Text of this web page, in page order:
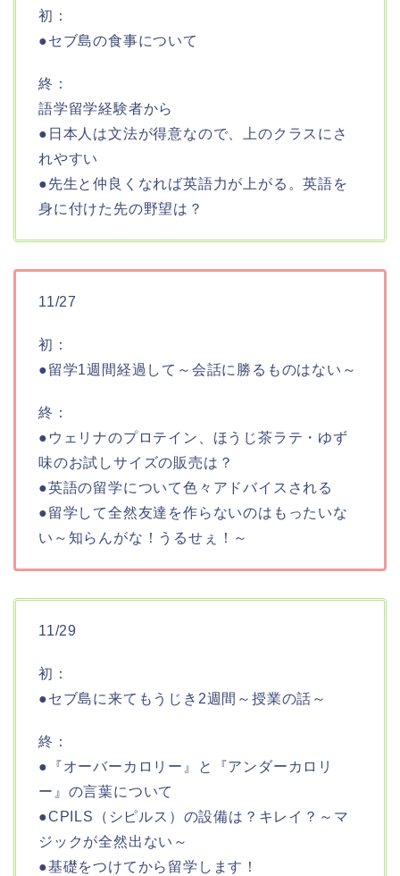
初：
●セブ島の食事について
終：
語学留学経験者から
●日本人は文法が得意なので、上のクラスにさ
れやすい
●先生と仲良くなれば英語力が上がる。英語を
身に付けた先の野望は？
11/27
初：
●留学1週間経過して～会話に勝るものはない～
終：
●ウェリナのプロテイン、ほうじ茶ラテ・ゆず
味のお試しサイズの販売は？
●英語の留学について色々アドバイスされる
●留学して全然友達を作らないのはもったいな
い～知らんがな！うるせぇ！～
11/29
初：
●セブ島に来てもうじき2週間～授業の話～
終：
●『オーバーカロリー』と『アンダーカロリ
ー』の言葉について
●CPILS（シピルス）の設備は？キレイ？～マ
ジックが全然出ない～
●基礎をつけてから留学します！